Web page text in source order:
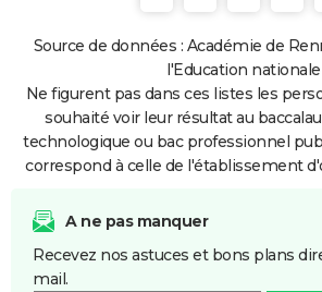
Source de données : Académie de
l'Education nationale
Ne figurent pas dans ces listes les
souhaité voir leur résultat au
technologique ou bac professionnel
correspond à celle de l'établissement
A ne pas manquer
Recevez nos astuces et bons plans
mail.